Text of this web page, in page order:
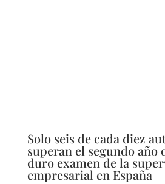
Solo seis de cada diez
superan el segundo año
duro examen de la
empresarial en España